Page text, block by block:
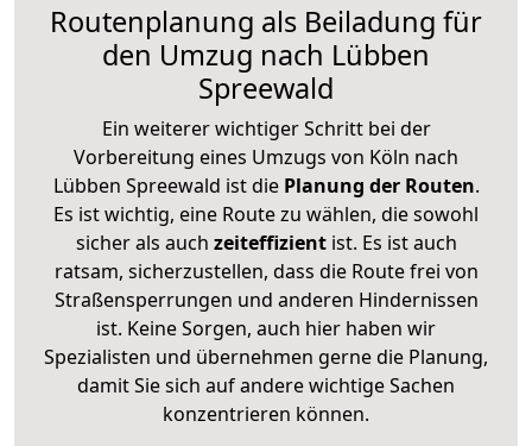
Routenplanung als Beiladung für
den Umzug nach Lübben
Spreewald
Ein weiterer wichtiger Schritt bei der
Vorbereitung eines Umzugs von Köln nach
Lübben Spreewald ist diePlanung der Routen.
Es ist wichtig, eine Route zu wählen, die sowohl
sicher als auch zeiteffizientist. Es ist auch
ratsam, sicherzustellen, dass die Route frei von
Straßensperrungen und anderen Hindernissen
ist. Keine Sorgen, auch hier haben wir
Spezialisten und übernehmen gerne die Planung,
damit Sie sich auf andere wichtige Sachen
konzentrieren können.